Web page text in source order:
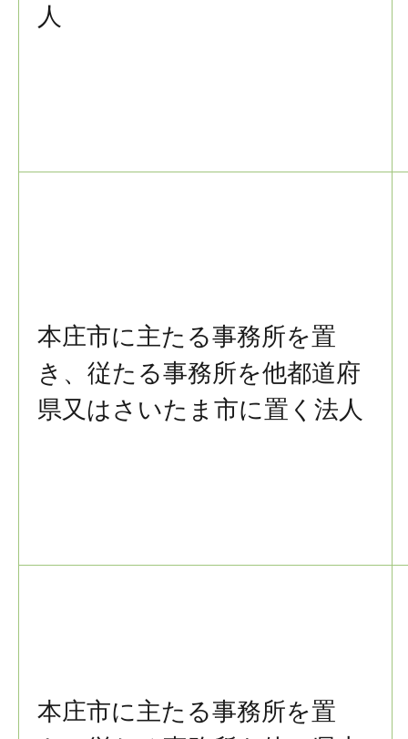
人
本庄市に主たる事務所を置
き、従たる事務所を他都道府
県又はさいたま市に置く法人
本庄市に主たる事務所を置